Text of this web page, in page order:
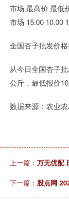
市场 最高价 最低
市场 15.00 10.00
全国杏子批发价
从今日全国杏子
公斤，最低报价
数据来源：农业
上一篇： 万无优配
下一篇： 股点网